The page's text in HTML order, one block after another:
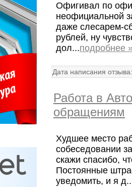
Офигивал по
неофициальной
даже слесарем-
рублей, ну
дол...подробнее
Дата написания отзыва:
Работа в
обращениям
Худшее место
собеседовании
скажи спасибо,
Постоянные
уведомить, и я